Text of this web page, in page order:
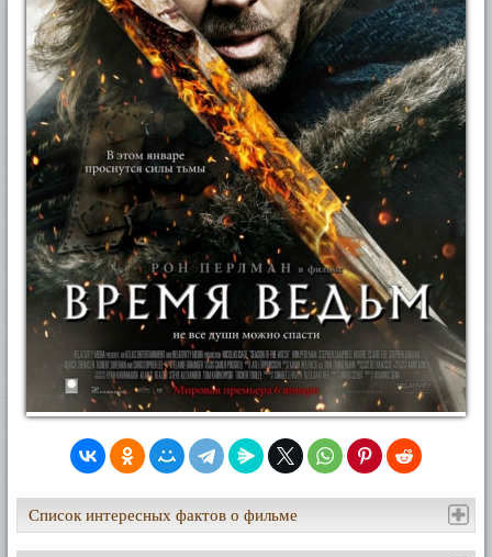
Список интересных фактов о фильме